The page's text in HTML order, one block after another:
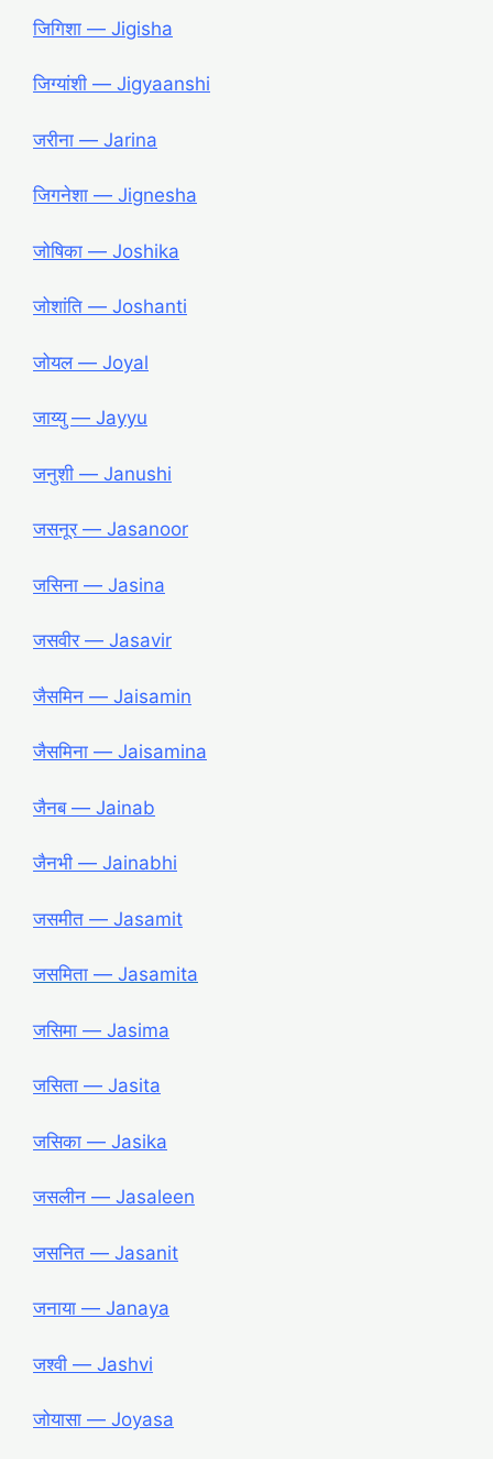
जिगिशा ― Jigisha
जिग्यांशी ― Jigyaanshi
जरीना ― Jarina
जिगनेशा ― Jignesha
जोषिका ― Joshika
जोशांति ― Joshanti
जोयल ― Joyal
जाय्यु ― Jayyu
जनुशी ― Janushi
जसनूर ― Jasanoor
जसिना ― Jasina
जसवीर ― Jasavir
जैसमिन ― Jaisamin
जैसमिना ― Jaisamina
जैनब ― Jainab
जैनभी ― Jainabhi
जसमीत ― Jasamit
जसमिता ― Jasamita
जसिमा ― Jasima
जसिता ― Jasita
जसिका ― Jasika
जसलीन ― Jasaleen
जसनित ― Jasanit
जनाया ― Janaya
जश्वी ― Jashvi
जोयासा ― Joyasa